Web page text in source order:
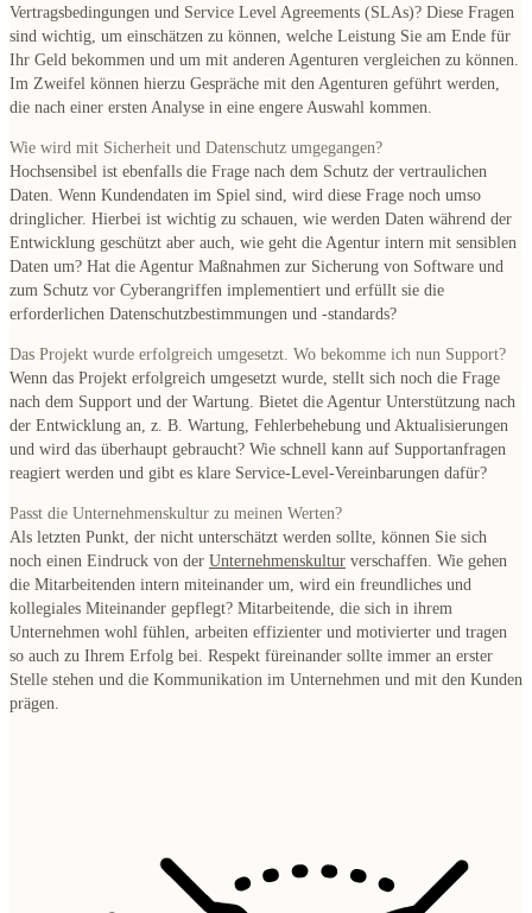
Vertragsbedingungen und Service Level Agreements (SLAs)? Diese Fragen
sind wichtig, um einschätzen zu können, welche Leistung Sie am Ende für
Ihr Geld bekommen und um mit anderen Agenturen vergleichen zu können.
Im Zweifel können hierzu Gespräche mit den Agenturen geführt werden,
die nach einer ersten Analyse in eine engere Auswahl kommen.
Wie wird mit Sicherheit und Datenschutz umgegangen?
Hochsensibel ist ebenfalls die Frage nach dem Schutz der vertraulichen
Daten. Wenn Kundendaten im Spiel sind, wird diese Frage noch umso
dringlicher. Hierbei ist wichtig zu schauen, wie werden Daten während der
Entwicklung geschützt aber auch, wie geht die Agentur intern mit sensiblen
Daten um? Hat die Agentur Maßnahmen zur Sicherung von Software und
zum Schutz vor Cyberangriffen implementiert und erfüllt sie die
erforderlichen Datenschutzbestimmungen und -standards?
Das Projekt wurde erfolgreich umgesetzt. Wo bekomme ich nun Support?
Wenn das Projekt erfolgreich umgesetzt wurde, stellt sich noch die Frage
nach dem Support und der Wartung. Bietet die Agentur Unterstützung nach
der Entwicklung an, z. B. Wartung, Fehlerbehebung und Aktualisierungen
und wird das überhaupt gebraucht? Wie schnell kann auf Supportanfragen
reagiert werden und gibt es klare Service-Level-Vereinbarungen dafür?
Passt die Unternehmenskultur zu meinen Werten?
Als letzten Punkt, der nicht unterschätzt werden sollte, können Sie sich
noch einen Eindruck von der Unternehmenskultur verschaffen. Wie gehen
die Mitarbeitenden intern miteinander um, wird ein freundliches und
kollegiales Miteinander gepflegt? Mitarbeitende, die sich in ihrem
Unternehmen wohl fühlen, arbeiten effizienter und motivierter und tragen
so auch zu Ihrem Erfolg bei. Respekt füreinander sollte immer an erster
Stelle stehen und die Kommunikation im Unternehmen und mit den Kunden
prägen.